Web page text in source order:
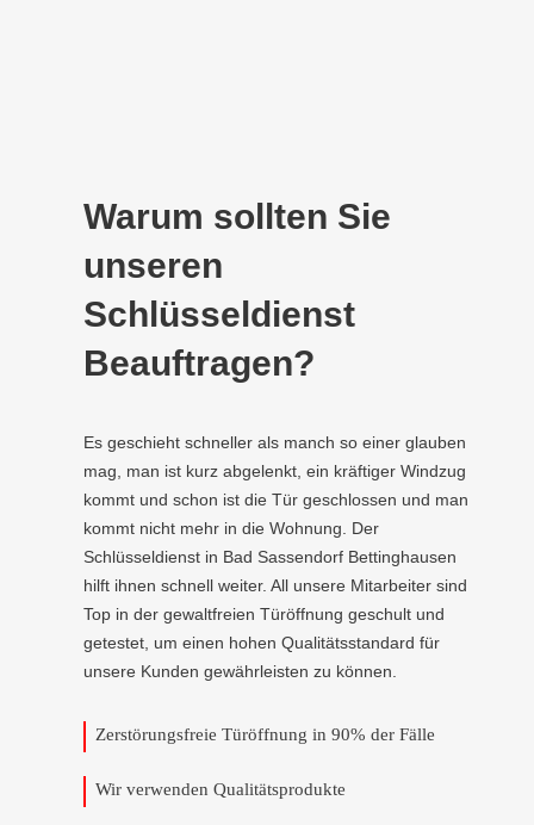
Warum sollten Sie
unseren
Schlüsseldienst
Beauftragen?
Es geschieht schneller als manch so einer glauben
mag, man ist kurz abgelenkt, ein kräftiger Windzug
kommt und schon ist die Tür geschlossen und man
kommt nicht mehr in die Wohnung. Der
Schlüsseldienst in Bad Sassendorf Bettinghausen
hilft ihnen schnell weiter. All unsere Mitarbeiter sind
Top in der gewaltfreien Türöffnung geschult und
getestet, um einen hohen Qualitätsstandard für
unsere Kunden gewährleisten zu können.
Zerstörungsfreie Türöffnung in 90% der Fälle
Wir verwenden Qualitätsprodukte